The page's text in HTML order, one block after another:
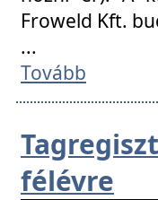
Froweld Kft.
...
Tovább
félévre